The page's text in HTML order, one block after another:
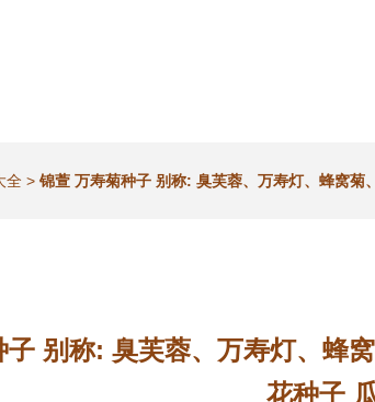
全 > 锦萱 万寿菊种子 别称: 臭芙蓉、万寿灯、蜂窝
别称: 臭芙蓉、万寿灯、蜂
花种子